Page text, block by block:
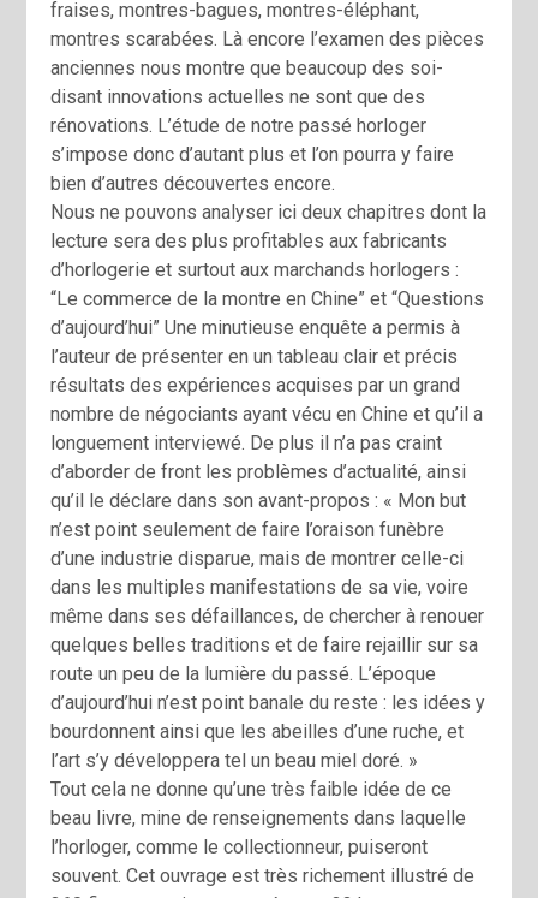
fraises, montres-bagues, montres-éléphant,
montres scarabées. Là encore l’examen des pièces
anciennes nous montre que beaucoup des soi-
disant innovations actuelles ne sont que des
rénovations. L’étude de notre passé horloger
s’impose donc d’autant plus et l’on pourra y faire
bien d’autres découvertes encore.
Nous ne pouvons analyser ici deux chapitres dont la
lecture sera des plus profitables aux fabricants
d’horlogerie et surtout aux marchands horlogers :
“Le commerce de la montre en Chine” et “Questions
d’aujourd’hui” Une minutieuse enquête a permis à
l’auteur de présenter en un tableau clair et précis
résultats des expériences acquises par un grand
nombre de négociants ayant vécu en Chine et qu’il a
longuement interviewé. De plus il n’a pas craint
d’aborder de front les problèmes d’actualité, ainsi
qu’il le déclare dans son avant-propos : « Mon but
n’est point seulement de faire l’oraison funèbre
d’une industrie disparue, mais de montrer celle-ci
dans les multiples manifestations de sa vie, voire
même dans ses défaillances, de chercher à renouer
quelques belles traditions et de faire rejaillir sur sa
route un peu de la lumière du passé. L’époque
d’aujourd’hui n’est point banale du reste : les idées y
bourdonnent ainsi que les abeilles d’une ruche, et
l’art s’y développera tel un beau miel doré. »
Tout cela ne donne qu’une très faible idée de ce
beau livre, mine de renseignements dans laquelle
l’horloger, comme le collectionneur, puiseront
souvent. Cet ouvrage est très richement illustré de